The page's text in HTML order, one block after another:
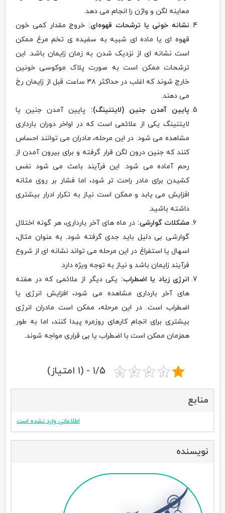
معاینه لگن و واژن را انجام می دهد.
نشانه خونی یا ترشحات قهوه‌ای: خروج مقدار کمی خون
قهوه ای یا ماده ای شبیه به سفیده ی تخم مرغ ممکن
است نشانه ای از نزدیک شدن به زمان زایمان باشد. این
ترشحات ممکن است به صورت پلاک موکوسی خونین
خارج شوند که اغلب در حداکثر ۴۸ ساعت قبل از زایمان رخ
می دهند.
پایین آمدن جنین (لایتنینگ): پایین آمدن جنین یا
لایتنینگ یکی از علائمی است که در اواخر دوران بارداری
مشاهده می شود. در این مرحله، مادران می توانند احساس
کنند که جنین درون لگن قرار گرفته و برای بیرون آمدن از
رحم آماده می شود. این فرآیند باعث می شود نفس
کشیدن برای مادر راحت تر شود، اما فشار بر روی مثانه
افزایش می یابد و ممکن است نیاز به تکرار ادرار بیشتری
داشته باشید.
مشکلات گوارشی: در ماه های آخر بارداری، هر گونه اختلال
گوارشی بی دلیل باید جدی گرفته شود. به عنوان مثال،
اسهال یا استفراغ در این مرحله می تواند نشانه ای از شروع
فرآیند زایمان باشد و نیاز به توجه ویژه دارد.
انرژی زیاد یا اضطراب: یکی دیگر از علائمی که در هفته
های آخر بارداری مشاهده می شود، افزایش انرژی یا
اضطراب است. در این مرحله، ممکن است مادران انرژی
بیشتری برای انجام کارهای روزمره پیدا کنند، اما به طور
همزمان ممکن است با اضطراب یا بی قراری مواجه شوند.
۱/۵ - (۱ امتیاز)
منابع
اطلاعاتی وارد نشده است
نویسنده